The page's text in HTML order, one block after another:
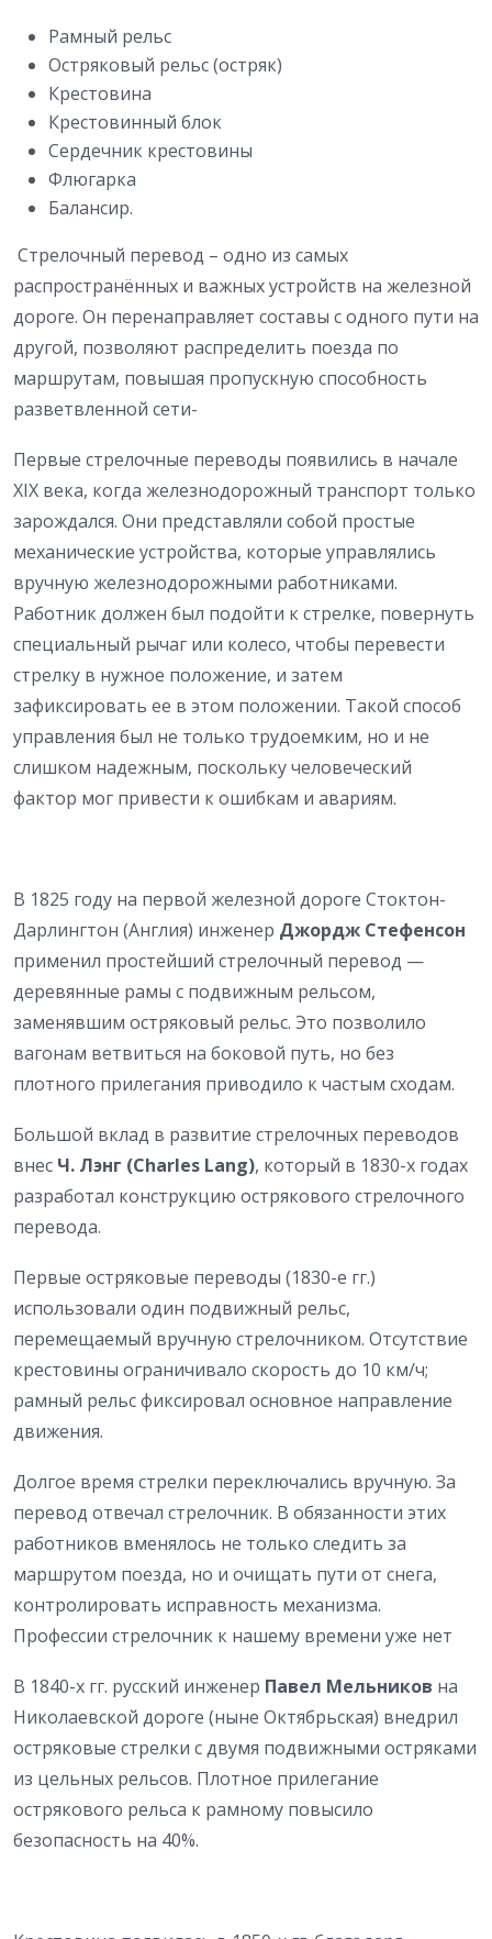
Рамный рельс
Остряковый рельс (остряк)
Крестовина
Крестовинный блок
Сердечник крестовины
Флюгарка
Балансир.
Стрелочный перевод – одно из самых
распространённых и важных устройств на железной
дороге. Он перенаправляет составы с одного пути на
другой, позволяют распределить поезда по
маршрутам, повышая пропускную способность
разветвленной сети-
Первые стрелочные переводы появились в начале
XIX века, когда железнодорожный транспорт только
зарождался. Они представляли собой простые
механические устройства, которые управлялись
вручную железнодорожными работниками.
Работник должен был подойти к стрелке, повернуть
специальный рычаг или колесо, чтобы перевести
стрелку в нужное положение, и затем
зафиксировать ее в этом положении. Такой способ
управления был не только трудоемким, но и не
слишком надежным, поскольку человеческий
фактор мог привести к ошибкам и авариям.
В 1825 году на первой железной дороге Стоктон-
Дарлингтон (Англия) инженер Джордж Стефенсон
применил простейший стрелочный перевод —
деревянные рамы с подвижным рельсом,
заменявшим остряковый рельс. Это позволило
вагонам ветвиться на боковой путь, но без
плотного прилегания приводило к частым сходам.
Большой вклад в развитие стрелочных переводов
внес Ч. Лэнг (Charles Lang), который в 1830-х годах
разработал конструкцию острякового стрелочного
перевода.
Первые остряковые переводы (1830-е гг.)
использовали один подвижный рельс,
перемещаемый вручную стрелочником. Отсутствие
крестовины ограничивало скорость до 10 км/ч;
рамный рельс фиксировал основное направление
движения.
Долгое время стрелки переключались вручную. За
перевод отвечал стрелочник. В обязанности этих
работников вменялось не только следить за
маршрутом поезда, но и очищать пути от снега,
контролировать исправность механизма.
Профессии стрелочник к нашему времени уже нет
В 1840-х гг. русский инженер Павел Мельников на
Николаевской дороге (ныне Октябрьская) внедрил
остряковые стрелки с двумя подвижными остряками
из цельных рельсов. Плотное прилегание
острякового рельса к рамному повысило
безопасность на 40%.